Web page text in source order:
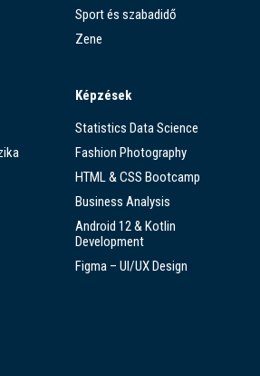
Sport és szabadidő
Zene
Képzések
Statistics Data Science
Fashion Photography
HTML & CSS Bootcamp
Business Analysis
Android 12 & Kotlin
Development
Figma – UI/UX Design